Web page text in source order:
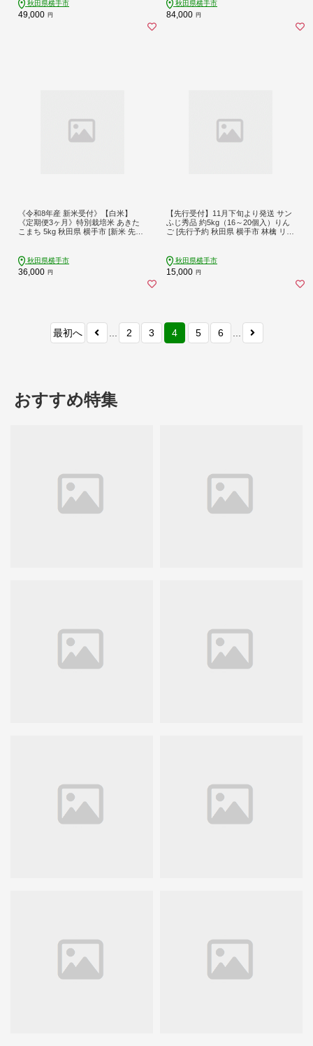
ひとたま 玉子 タマゴ [6か月 6ヵ月 6
カ月 6ケ月 卵 玉子 たまご 2種類 味比
秋田県横手市
49,000 円
秋田県横手市
84,000 円
《令和8年産 新米受付》【白米】
《定期便3ヶ月》特別栽培米 あきた
こまち 5kg 秋田県 横手市 [新米 先行
秋田県横手市
36,000 円
【先行受付】11月下旬より発送 サン
ふじ秀品 約5kg（16～20個入）りん
ご [先行予約 秋田県 横手市 林檎 リン
ンフジ 【りんご】特集]
秋田県横手市
15,000 円
最初へ 2 3 4 5 6
おすすめ特集